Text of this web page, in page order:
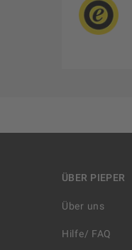
ÜBER PIEPER
Über uns
Hilfe/ FAQ